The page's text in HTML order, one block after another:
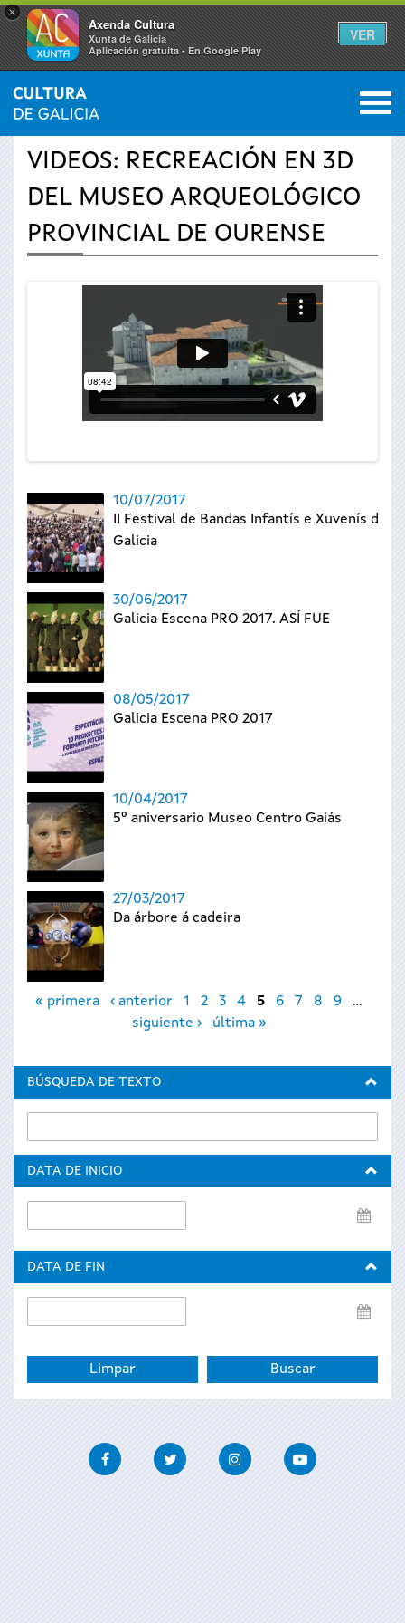
×
Axenda Cultura
Xunta de Galicia
Aplicación gratuíta - En Google Play
VER
Se
usted
INICIO › ACTUALIDAD 0
VIDEOS: RECREACIÓN EN 3D
DEL MUSEO ARQUEOLÓGICO
PROVINCIAL DE OURENSE
10/07/2017
II Festival de Bandas Infantís e Xuvenís de
Galicia
30/06/2017
Galicia Escena PRO 2017. ASÍ FUE
08/05/2017
Galicia Escena PRO 2017
10/04/2017
5º aniversario Museo Centro Gaiás
27/03/2017
Da árbore á cadeira
Páginas
« primera ‹ anterior 1 2 3 4 5 6 7 8 9
…
siguiente ›
última »
BÚSQUEDA DE TEXTO
DATA DE INICIO
de
DATA DE FIN
de
FacebookTwitter InstagramYoutube